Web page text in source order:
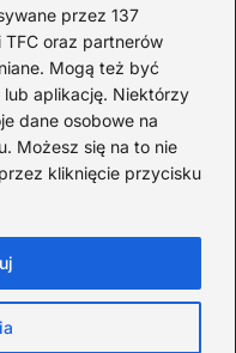
przez 137
oraz partnerów
Mogą też być
aplikację. Niektórzy
dane osobowe na
Możesz się na to nie
kliknięcie przycisku
że muzyka to coś
i wspomnienia.
Prywatność